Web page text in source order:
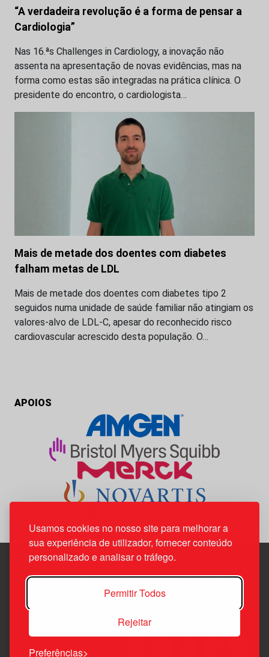
Usamos cookies no nosso site para melhorar a
sua experiência de utilizador, fornecer conteúdo
personalizado e analisar o tráfego.
Permitir Todos
Rejeitar
Preferências
“A verdadeira revolução é a forma de pensar a
Cardiologia”
Nas 16.ªs Challenges in Cardiology, a inovação não
assenta na apresentação de novas evidências, mas na
forma como estas são integradas na prática clínica. O
presidente do encontro, o cardiologista…
Mais de metade dos doentes com diabetes
falham metas de LDL
Mais de metade dos doentes com diabetes tipo 2
seguidos numa unidade de saúde familiar não atingiam os
valores-alvo de LDL-C, apesar do reconhecido risco
cardiovascular acrescido desta população. O…
APOIOS
Edif. Lisboa Oriente | Av. Infante D. Henrique, n.º 333H, esc.
1800-282 Lisboa | Portugal